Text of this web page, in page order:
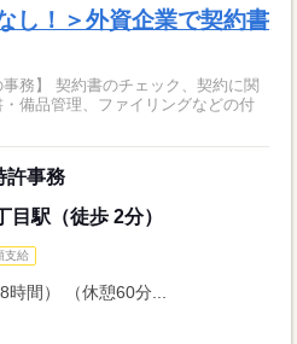
し！＞外資企業で契約書
務】 契約書のチェック、契約に関
備品管理、ファイリングなどの付
許事務
駅（徒歩 2分）
支給
時間） （休憩60分...